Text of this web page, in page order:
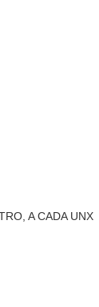
A CADA UNX